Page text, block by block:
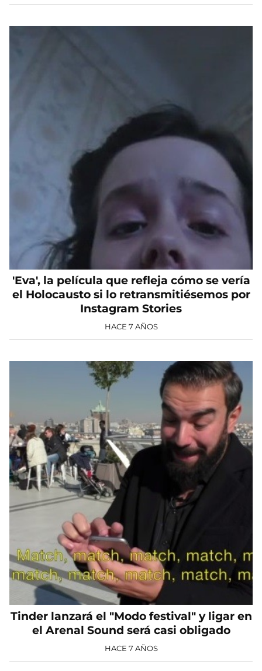
'Eva', la película que refleja cómo se vería
el Holocausto si lo retransmitiésemos por
Instagram Stories
HACE 7 AÑOS
Tinder lanzará el "Modo festival" y ligar en
el Arenal Sound será casi obligado
HACE 7 AÑOS